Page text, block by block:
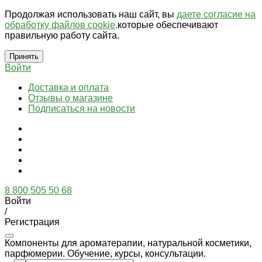
Продолжая использовать наш сайт, вы даете согласие на
обработку файлов cookie,которые обеспечивают
правильную работу сайта.
Принять
Войти
Доставка и оплата
Отзывы о магазине
Подписаться на новости
8 800 505 50 68
Войти
/
Регистрация
Компоненты для ароматерапии, натуральной косметики,
парфюмерии. Обучение, курсы, консультации.